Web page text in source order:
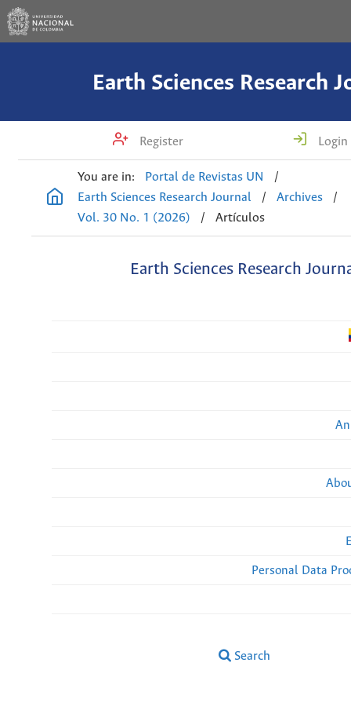
Earth Sciences Research
Register Login
You are in: Portal de Revistas UN
/
Earth Sciences Research Journal
/ Archives
/
Vol. 30 No. 1 (2026)
/ Artículos
Earth Sciences Research
Personal Data
Search